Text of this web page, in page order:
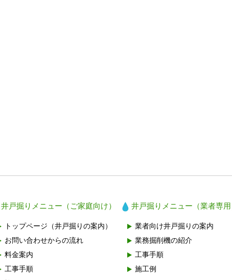
井戸掘りメニュー（ご家庭向け）
トップページ（井戸掘りの案内）
お問い合わせからの流れ
料金案内
工事手順
井戸掘りメニュー（業者専用
業者向け井戸掘りの案内
業務掘削機の紹介
工事手順
施工例